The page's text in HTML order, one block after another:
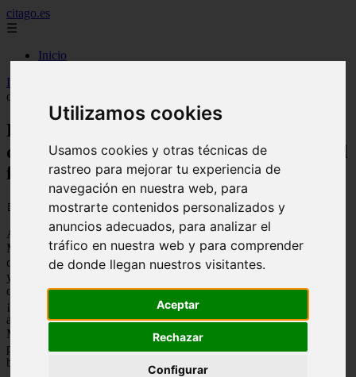
Utilizamos cookies
Usamos cookies y otras técnicas de
rastreo para mejorar tu experiencia de
navegación en nuestra web, para
mostrarte contenidos personalizados y
anuncios adecuados, para analizar el
tráfico en nuestra web y para comprender
de donde llegan nuestros visitantes.
Aceptar
Rechazar
Configurar
citago.es
☰
Inicio
Inicio
oportunidad al amor, después del fracaso con Piqué
El motivo por el que Shakira no le quiere
dar otra oportunidad al amor, después del
fracaso con Piqué
📅 04/06/2026
Ahora, quince años después, la cantante vuelve a poner ... voz al
Mundial con su tema 'Dai Dai'. Será el tema oficial del campeonato
que se disputará desde el próximo junio en Estados Unidos, México
y Canadá. «Desde el Estadio Maracaná, aquí tenéis 'Dai Dai', la
canción oficial de la FIFA World Cup 2026. Estreno el 14 de mayo.
¡Estamos listos!», escribió la artista en sus redes sociales para
anunciar la canción. Un vídeo, grabado en el estadio carioca de
Maracaná, en el que Shakira viste una camiseta amarilla y un
pantalón corto azul y maneja varios balones junto a un grupo de
bailarinas mientras canta fragmentos del tema.